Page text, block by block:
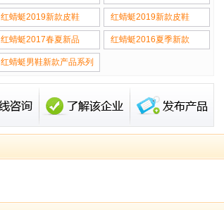
红蜻蜓2019新款皮鞋 红蜻蜓2019新款皮鞋
红蜻蜓2017春夏新品 红蜻蜓2016夏季新款
红蜻蜓男鞋新款产品系列